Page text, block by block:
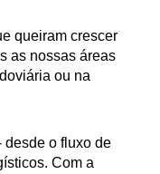
queiram crescer
as nossas áreas
ou na
desde o fluxo de
Com a